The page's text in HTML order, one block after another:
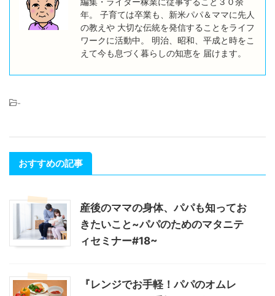
年。 子育ては卒業も、新米パパ＆ママに先人
の教えや 大切な伝統を発信することをライフ
ワークに活動中。 明治、昭和、平成と時をこ
えて今も息づく暮らしの知恵を 届けます。
-
おすすめの記事
産後のママの身体、パパも知ってお
きたいこと~パパのためのマタニテ
ィセミナー#18~
『レンジでお手軽！パパのオムレ